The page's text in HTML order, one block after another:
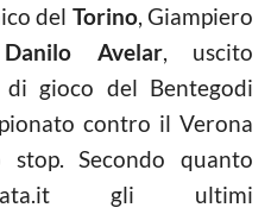
del Torino, Giampiero
Danilo Avelar, uscito
gioco del Bentegodi
contro il Verona
Secondo quanto
gli ultimi